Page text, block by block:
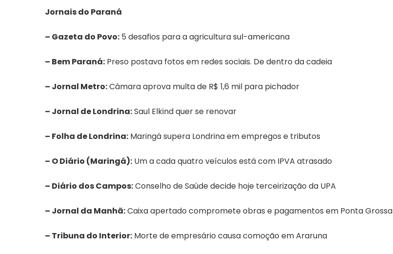
Jornais do Paraná
– Gazeta do Povo: 5 desafios para a agricultura sul-americana
– Bem Paraná: Preso postava fotos em redes sociais. De dentro da cadeia
– Jornal Metro:Câmara aprova multa de R$ 1,6 mil para pichador
– Jornal de Londrina:Saul Elkind quer se renovar
– Folha de Londrina: Maringá supera Londrina em empregos e tributos
– O Diário (Maringá): Um a cada quatro veículos está com IPVA atrasado
– Diário dos Campos:Conselho de Saúde decide hoje terceirização da UPA
– Jornal da Manhã:Caixa apertado compromete obras e pagamentos em Ponta Grossa
– Tribuna do Interior: Morte de empresário causa comoção em Araruna